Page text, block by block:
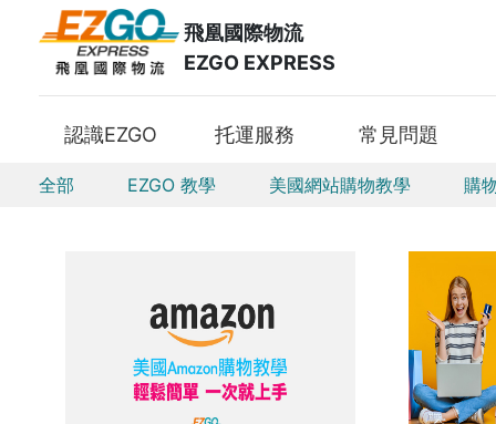
飛凰國際物流
EZGO EXPRESS
認識EZGO 托運服務 常見問題
全部 EZGO 教學 美國網站購物教學 購